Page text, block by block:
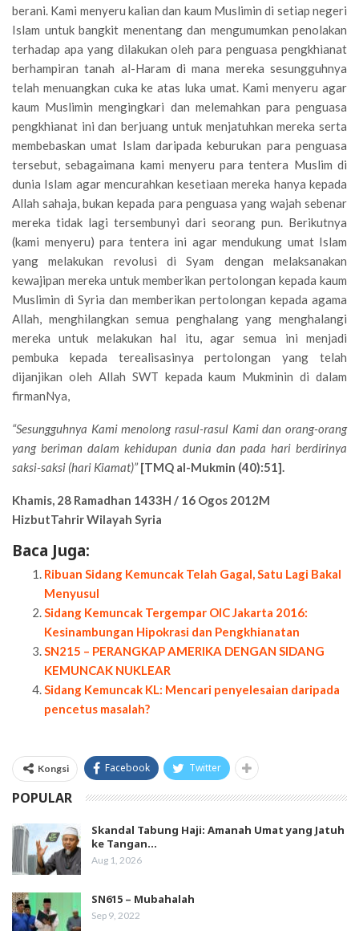
berani. Kami menyeru kalian dan kaum Muslimin di setiap negeri
Islam untuk bangkit menentang dan mengumumkan penolakan
terhadap apa yang dilakukan oleh para penguasa pengkhianat
berhampiran tanah al-Haram di mana mereka sesungguhnya
telah menuangkan cuka ke atas luka umat. Kami menyeru agar
kaum Muslimin mengingkari dan melemahkan para penguasa
pengkhianat ini dan berjuang untuk menjatuhkan mereka serta
membebaskan umat Islam daripada keburukan para penguasa
tersebut, sebagaimana kami menyeru para tentera Muslim di
dunia Islam agar mencurahkan kesetiaan mereka hanya kepada
Allah sahaja, bukan kepada para penguasa yang wajah sebenar
mereka tidak lagi tersembunyi dari seorang pun. Berikutnya
(kami menyeru) para tentera ini agar mendukung umat Islam
yang melakukan revolusi di Syam dengan melaksanakan
kewajipan mereka untuk memberikan pertolongan kepada kaum
Muslimin di Syria dan memberikan pertolongan kepada agama
Allah, menghilangkan semua penghalang yang menghalangi
mereka untuk melakukan hal itu, agar semua ini menjadi
pembuka kepada terealisasinya pertolongan yang telah
dijanjikan oleh Allah SWT kepada kaum Mukminin di dalam
firmanNya,
“Sesungguhnya Kami menolong rasul-rasul Kami dan orang-orang
yang beriman dalam kehidupan dunia dan pada hari berdirinya
saksi-saksi (hari Kiamat)” [TMQ al-Mukmin (40):51].
Khamis, 28 Ramadhan 1433H / 16 Ogos 2012M
HizbutTahrir Wilayah Syria
Baca Juga:
Ribuan Sidang Kemuncak Telah Gagal, Satu Lagi Bakal
Menyusul
Sidang Kemuncak Tergempar OIC Jakarta 2016:
Kesinambungan Hipokrasi dan Pengkhianatan
SN215 – PERANGKAP AMERIKA DENGAN SIDANG
KEMUNCAK NUKLEAR
Sidang Kemuncak KL: Mencari penyelesaian daripada
pencetus masalah?
Kongsi Facebook Twitter
POPULAR
Skandal Tabung Haji: Amanah Umat yang Jatuh
ke Tangan…
Aug 1, 2026
SN615 – Mubahalah
Sep 9, 2022